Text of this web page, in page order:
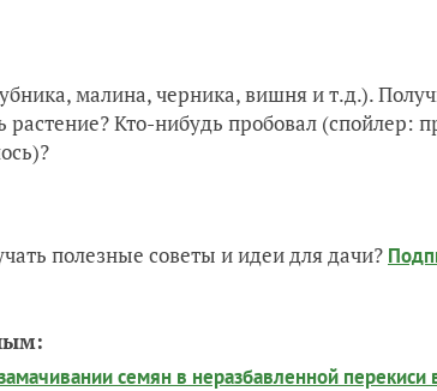
малина, черника, вишня и т.д.).
растение? Кто-нибудь пробовал (спойлер:
полезные советы и идеи для дачи?
семян в неразбавленной перекиси